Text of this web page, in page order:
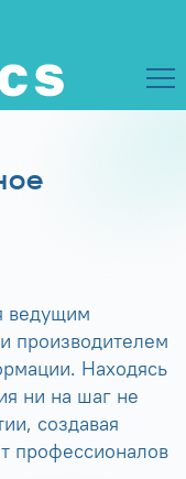
ведущим
производителем
Находясь
ни на шаг не
создавая
профессионалов